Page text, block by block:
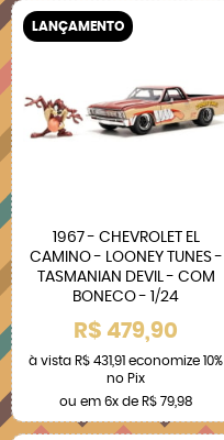
LANÇAMENTO
1967 - CHEVROLET EL
CAMINO - LOONEY TUNES -
TASMANIAN DEVIL - COM
BONECO - 1/24
R$ 479,90
à vista R$ 431,91 economize 10%
no Pix
ou em 6xde R$ 79,98